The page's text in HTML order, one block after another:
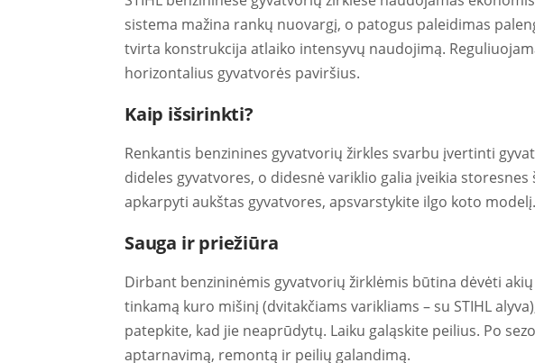
sistema mažina rankų nuovargį, o patogus paleidimas
tvirta konstrukcija atlaiko intensyvų naudojimą.
horizontalius gyvatvorės paviršius.
Kaip išsirinkti?
Renkantis benzinines gyvatvorių žirkles svarbu įvertinti
dideles gyvatvores, o didesnė variklio galia įveikia
apkarpyti aukštas gyvatvores, apsvarstykite ilgo koto
Sauga ir priežiūra
Dirbant benzininėmis gyvatvorių žirklėmis būtina dėvėti
tinkamą kuro mišinį (dvitakčiams varikliams – su STIHL
patepkite, kad jie neaprūdytų. Laiku galąskite peilius. Po
aptarnavimą, remontą ir peilių galandimą.